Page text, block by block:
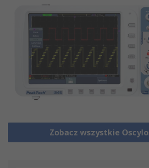
Zobacz wszystkie